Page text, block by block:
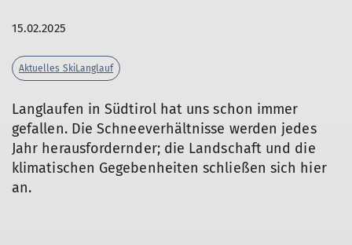
15.02.2025
Aktuelles SkiLanglauf
Langlaufen in Südtirol hat uns schon immer
gefallen. Die Schneeverhältnisse werden jedes
Jahr herausfordernder; die Landschaft und die
klimatischen Gegebenheiten schließen sich hier
an.